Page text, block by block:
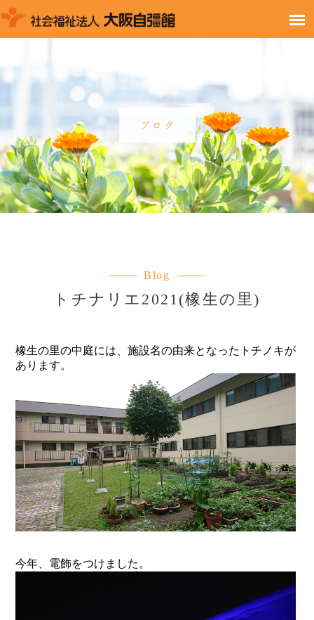
Blog
トチナリエ2021(橡生の里)
橡生の里の中庭には、施設名の由来となったトチノキが
あります。
今年、電飾をつけました。